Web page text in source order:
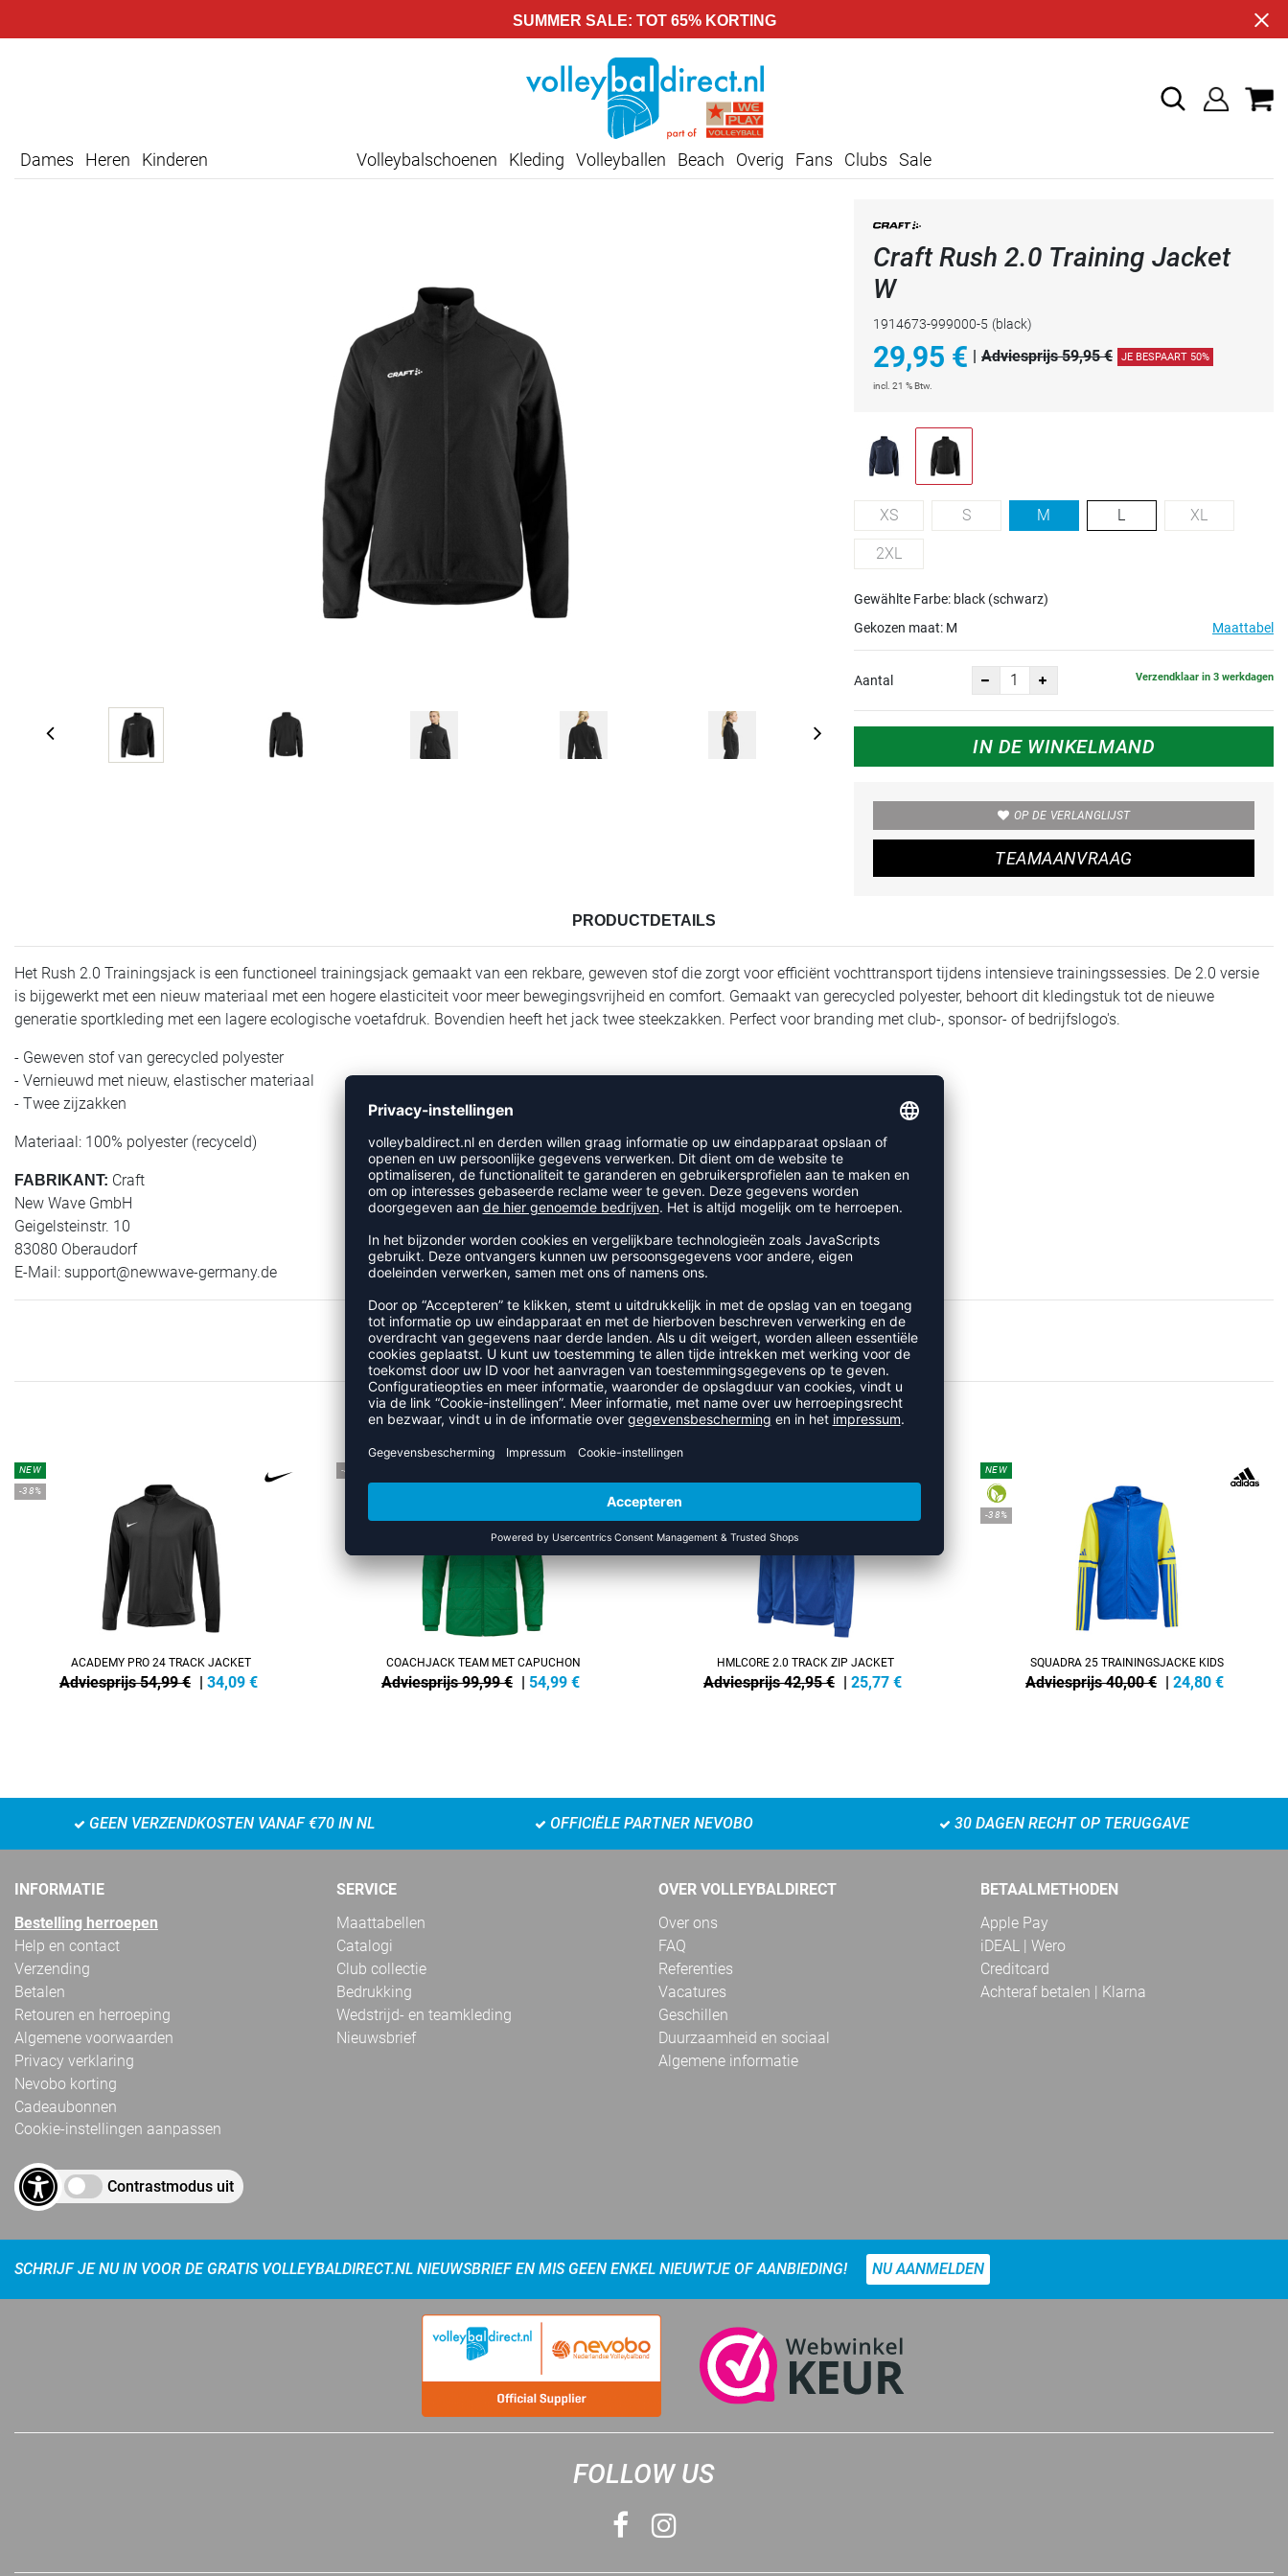
SUMMER SALE: TOT 65% KORTING
Dames Heren Kinderen Volleybalschoenen Kleding Volleyballen Beach Overig Fans Clubs Sale
Craft Rush 2.0 Training Jacket
W
1914673-999000-5 (black)
29,95 € Adviesprijs 59,95 € JE BESPAART 50%
incl. 21 % Btw.
XS S M L XL
2XL
Gewählte Farbe: black (schwarz)
Gekozen maat: M Maattabel
Aantal Verzendklaar in 3 werkdagen
IN DE WINKELMAND
OP DE VERLANGLIJST
TEAMAANVRAAG
PRODUCTDETAILS
Het Rush 2.0 Trainingsjack is een functioneel trainingsjack gemaakt van een rekbare, geweven stof die zorgt voor efficiënt vochttransport tijdens intensieve trainingssessies. De 2.0 versie
is bijgewerkt met een nieuw materiaal met een hogere elasticiteit voor meer bewegingsvrijheid en comfort. Gemaakt van gerecycled polyester, behoort dit kledingstuk tot de nieuwe
generatie sportkleding met een lagere ecologische voetafdruk. Bovendien heeft het jack twee steekzakken. Perfect voor branding met club-, sponsor- of bedrijfslogo's.
- Geweven stof van gerecycled polyester
- Vernieuwd met nieuw, elastischer materiaal
- Twee zijzakken
Materiaal: 100% polyester (recyceld)
FABRIKANT: Craft
New Wave GmbH
Geigelsteinstr. 10
83080 Oberaudorf
E-Mail: support@newwave-germany.de
RECENT BEKEKEN
MEER UIT DE CATEGORIE TRAININGSJACKS
NEW
-38%
ACADEMY PRO 24 TRACK JACKET
Adviesprijs 54,99 € | 34,09 €
-45%
COACHJACK TEAM MET CAPUCHON
Adviesprijs 99,99 € | 54,99 €
HMLCORE 2.0 TRACK ZIP JACKET
Adviesprijs 42,95 € | 25,77 €
NEW
-38%
SQUADRA 25 TRAININGSJACKE KIDS
Adviesprijs 40,00 € | 24,80 €
GEEN VERZENDKOSTEN VANAF €70 IN NL OFFICIËLE PARTNER NEVOBO 30 DAGEN RECHT OP TERUGGAVE
INFORMATIE
Bestelling herroepen
Help en contact
Verzending
Betalen
Retouren en herroeping
Algemene voorwaarden
Privacy verklaring
Nevobo korting
Cadeaubonnen
Cookie-instellingen aanpassen
Contrastmodus uit
SERVICE
Maattabellen
Catalogi
Club collectie
Bedrukking
Wedstrijd- en teamkleding
Nieuwsbrief
OVER VOLLEYBALDIRECT
Over ons
FAQ
Referenties
Vacatures
Geschillen
Duurzaamheid en sociaal
Algemene informatie
BETAALMETHODEN
Apple Pay
iDEAL | Wero
Creditcard
Achteraf betalen | Klarna
SCHRIJF JE NU IN VOOR DE GRATIS VOLLEYBALDIRECT.NL NIEUWSBRIEF EN MIS GEEN ENKEL NIEUWTJE OF AANBIEDING! NU AANMELDEN
FOLLOW US